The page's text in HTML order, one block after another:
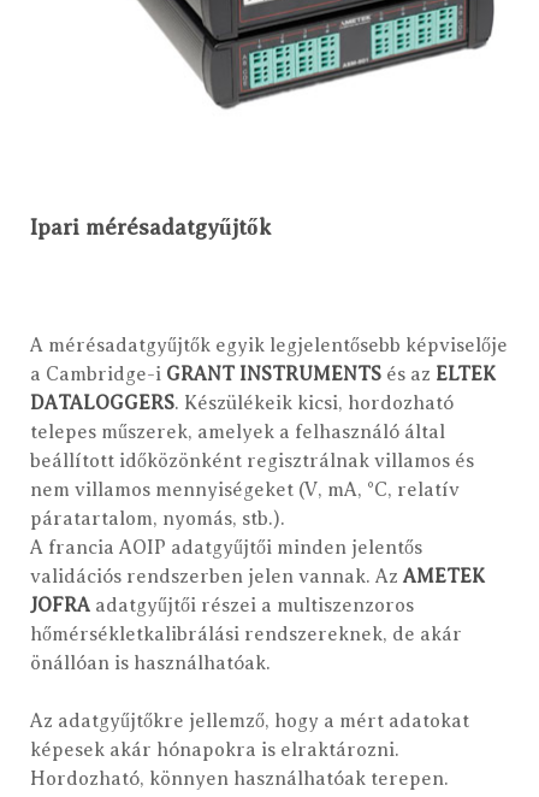
Ipari mérésadatgyűjtők
A mérésadatgyűjtők egyik legjelentősebb képviselője
a Cambridge-i GRANT INSTRUMENTS és az ELTEK
DATALOGGERS. Készülékeik kicsi, hordozható
telepes műszerek, amelyek a felhasználó által
beállított időközönként regisztrálnak villamos és
nem villamos mennyiségeket (V, mA, °C, relatív
páratartalom, nyomás, stb.).
A francia AOIP adatgyűjtői minden jelentős
validációs rendszerben jelen vannak. Az AMETEK
JOFRA adatgyűjtői részei a multiszenzoros
hőmérsékletkalibrálási rendszereknek, de akár
önállóan is használhatóak.
Az adatgyűjtőkre jellemző, hogy a mért adatokat
képesek akár hónapokra is elraktározni.
Hordozható, könnyen használhatóak terepen.